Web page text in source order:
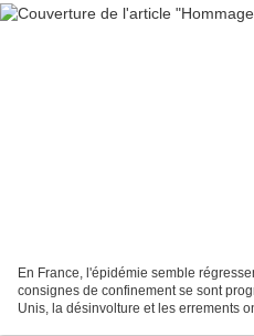
En France, l'épidémie semble
consignes de confinement se sont
Unis, la désinvolture et les errements